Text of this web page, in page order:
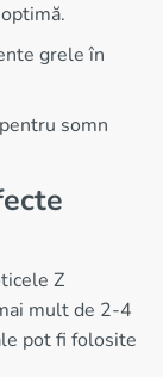
grele în
somn
Z
mult de 2-4
pot fi folosite